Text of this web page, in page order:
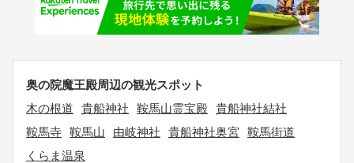
奥の院魔王殿周辺の観光スポット
木の根道
貴船神社 鞍馬山霊宝殿 貴船神社結社
鞍馬寺 鞍馬山 由岐神社 貴船神社奥宮
鞍馬街道
くらま温泉